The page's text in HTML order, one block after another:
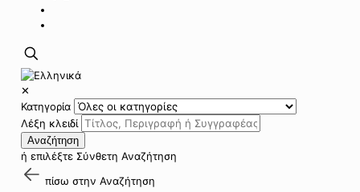
✕
Κατηγορία
Λέξη κλειδί
Αναζήτηση
ή επιλέξτε Σύνθετη Αναζήτηση
πίσω στην Αναζήτηση